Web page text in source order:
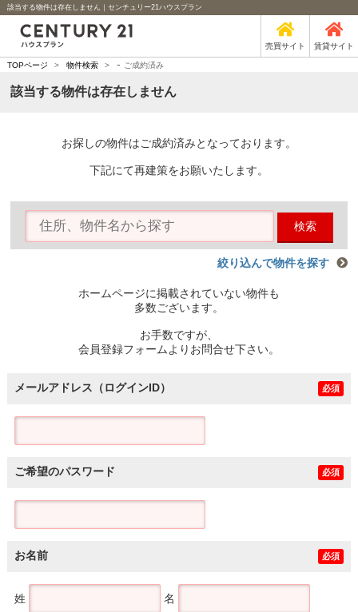
該当する物件は存在しません｜センチュリー21ハウスプラン
売買サイト 賃貸サイト
TOPページ > 物件検索 > - ご成約済み
該当する物件は存在しません
お探しの物件はご成約済みとなっております。
下記にて再建策をお願いたします。
検索
絞り込んで物件を探す
ホームページに掲載されていない物件も
多数ございます。
お手数ですが、
会員登録フォームよりお問合せ下さい。
メールアドレス（ログインID） 必須
ご希望のパスワード 必須
お名前 必須
姓 名